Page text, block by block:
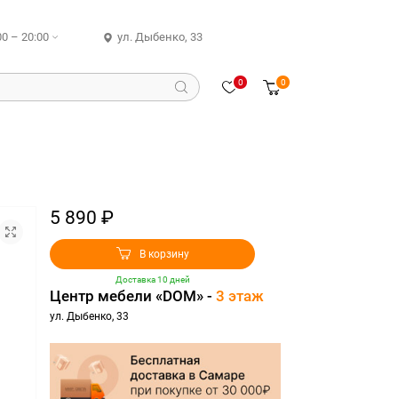
– 20:00 ул. Дыбенко, 33
0 0
5 890 ₽
В корзину
Доставка 10 дней
Центр мебели «DOM» - 3 этаж
ул. Дыбенко, 33